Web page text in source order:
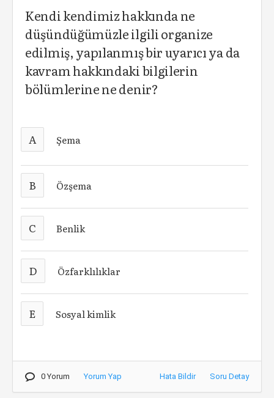
Kendi kendimiz hakkında ne
düşündüğümüzle ilgili organize
edilmiş, yapılanmış bir uyarıcı ya da
kavram hakkındaki bilgilerin
bölümlerine ne denir?
A Şema
B Özşema
C Benlik
D Özfarklılıklar
E Sosyal kimlik
0 Yorum Yorum Yap Hata Bildir Soru Detay